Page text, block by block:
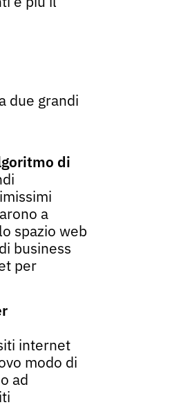
due grandi
di
a
spazio web
business
per
internet
modo di
ad